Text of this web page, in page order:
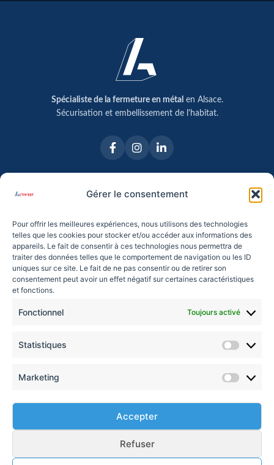
Gérer le consentement
Pour offrir les meilleures expériences, nous utilisons des technologies
telles que les cookies pour stocker et/ou accéder aux informations des
appareils. Le fait de consentir à ces technologies nous permettra de
traiter des données telles que le comportement de navigation ou les ID
uniques sur ce site. Le fait de ne pas consentir ou de retirer son
consentement peut avoir un effet négatif sur certaines caractéristiques
et fonctions.
Fonctionnel Toujours activé
Statistiques
Marketing
Accepter
Refuser
Spécialiste de la fermeture en métal en Alsace.
Sécurisation et embellissement de l'habitat.
NAVIGATION
➜ Qui sommes-nous ?
Portails
Clôtures